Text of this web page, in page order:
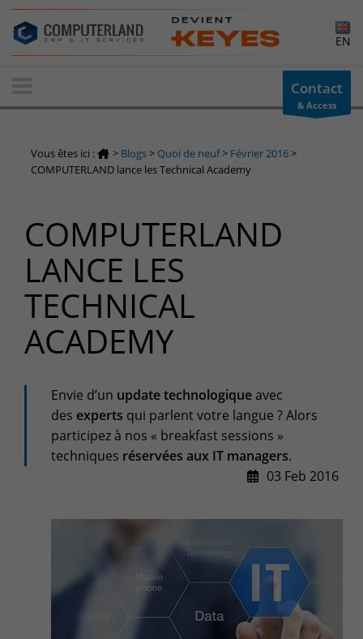
Contact-us
Information request
contact us
Customer area
Access to the information area reserved for customers:
Services Center
Support for incidents & service requests
+32(0)800/12.812 (Nl)
support-cpld@keyes.eu
Customer services
Delivery
Billing service
invoice-cpld@keyes.eu
CONTACT & ACCESS MAP
EN
Contact
& Access
Vous êtes ici : > Blogs> Quoi de neuf> Février 2016>
COMPUTERLAND lance les Technical Academy
COMPUTERLAND
LANCE LES
TECHNICAL
ACADEMY
Envie d’un update technologiqueavec
des experts qui parlent votre langue ? Alors
participez à nos « breakfast sessions »
techniques réservées aux IT managers.
03 Feb 2016